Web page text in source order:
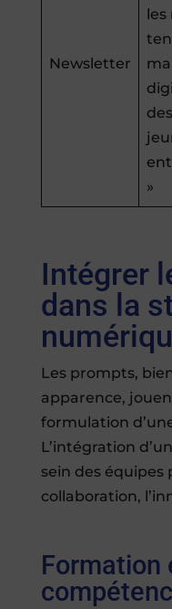
Newsletter
»
Intégrer
dans la
Les prompts,
apparence,
formulation
L’intégration
sein des équipes
collaboration,
Formation